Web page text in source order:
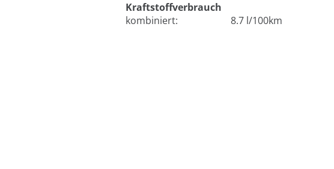
Kraftstoffverbrauch
kombiniert:
8.7 l/100km